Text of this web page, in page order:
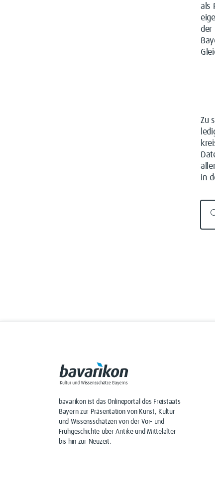
als
der
Zu
in
bavarikon ist das Onlineportal des Freistaats
Bayern zur Präsentation von Kunst, Kultur
und Wissensschätzen von der Vor- und
Frühgeschichte über Antike und Mittelalter
bis hin zur Neuzeit.